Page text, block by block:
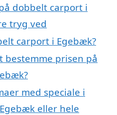
dobbelt carport i
tryg ved
carport i Egebæk?
bestemme prisen på
med speciale i
eller hele